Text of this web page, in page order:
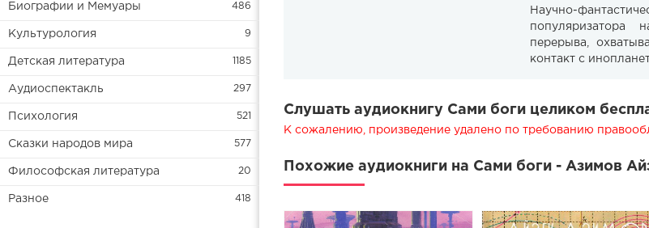
Биографии и Мемуары 486
Культурология 9
Детская литература 1185
Аудиоспектакль 297
Психология 521
Сказки народов мира 577
Философская литература 20
Разное 418
Научно-
популяризатора
перерыва,
контакт с
Слушать аудиокнигу ​​Сами боги целиком
К сожалению, произведение удалено по требованию
Похожие аудиокниги на ​​Сами боги - Азимов